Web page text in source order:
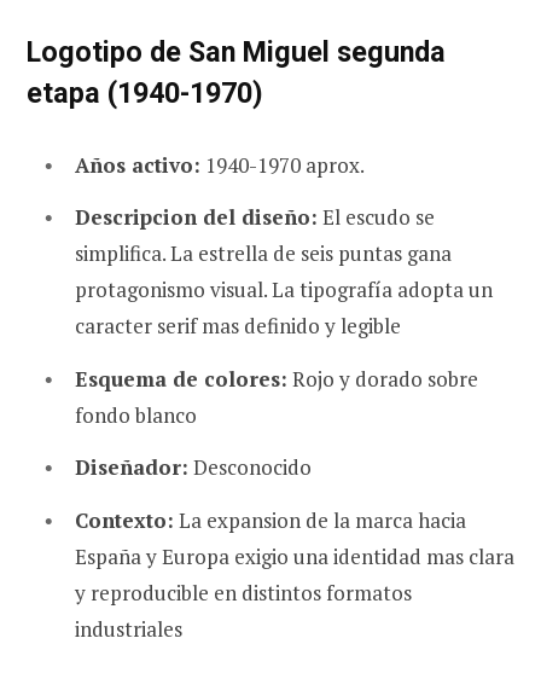
Logotipo de San Miguel segunda
etapa (1940-1970)
Años activo: 1940-1970 aprox.
Descripcion del diseño: El escudo se
simplifica. La estrella de seis puntas gana
protagonismo visual. La tipografía adopta un
caracter serif mas definido y legible
Esquema de colores: Rojo y dorado sobre
fondo blanco
Diseñador: Desconocido
Contexto: La expansion de la marca hacia
España y Europa exigio una identidad mas clara
y reproducible en distintos formatos
industriales